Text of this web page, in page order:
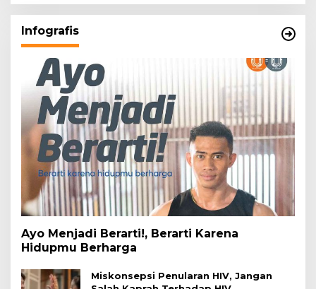
Infografis
Ayo Menjadi Berarti!, Berarti Karena
Hidupmu Berharga
Miskonsepsi Penularan HIV, Jangan